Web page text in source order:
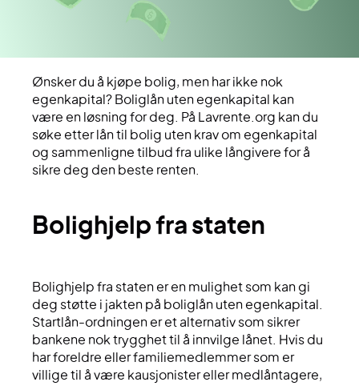
Ønsker du å kjøpe bolig, men har ikke nok
egenkapital? Boliglån uten egenkapital kan
være en løsning for deg. På Lavrente.org kan du
søke etter lån til bolig uten krav om egenkapital
og sammenligne tilbud fra ulike långivere for å
sikre deg den beste renten.
bolighjelp fra staten
Bolighjelp fra staten er en mulighet som kan gi
deg støtte i jakten på boliglån uten egenkapital.
Startlån-ordningen er et alternativ som sikrer
bankene nok trygghet til å innvilge lånet. Hvis du
har foreldre eller familiemedlemmer som er
villige til å være kausjonister eller medlåntagere,